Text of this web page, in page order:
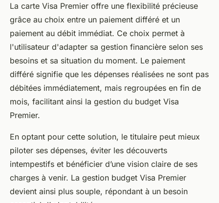
La carte Visa Premier offre une flexibilité précieuse
grâce au choix entre un paiement différé et un
paiement au débit immédiat. Ce choix permet à
l'utilisateur d'adapter sa gestion financière selon ses
besoins et sa situation du moment. Le paiement
différé signifie que les dépenses réalisées ne sont pas
débitées immédiatement, mais regroupées en fin de
mois, facilitant ainsi la gestion du budget Visa
Premier.
En optant pour cette solution, le titulaire peut mieux
piloter ses dépenses, éviter les découverts
intempestifs et bénéficier d’une vision claire de ses
charges à venir. La gestion budget Visa Premier
devient ainsi plus souple, répondant à un besoin